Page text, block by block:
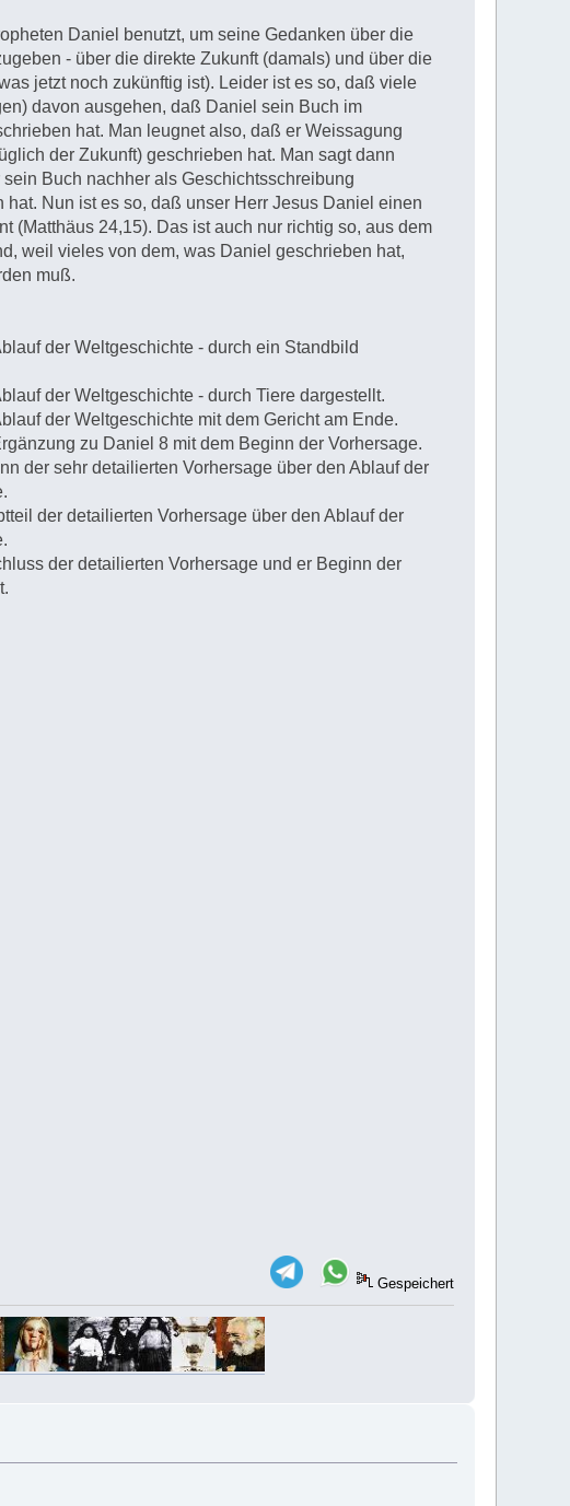
Daniel benutzt, um seine Gedanken über die
- über die direkte Zukunft (damals) und über die
jetzt noch zukünftig ist). Leider ist es so, daß viele
davon ausgehen, daß Daniel sein Buch im
hat. Man leugnet also, daß er Weissagung
der Zukunft) geschrieben hat. Man sagt dann
Buch nachher als Geschichtsschreibung
hat. Nun ist es so, daß unser Herr Jesus Daniel einen
(Matthäus 24,15). Das ist auch nur richtig so, aus dem
weil vieles von dem, was Daniel geschrieben hat,
muß.
der Weltgeschichte - durch ein Standbild
der Weltgeschichte - durch Tiere dargestellt.
der Weltgeschichte mit dem Gericht am Ende.
zu Daniel 8 mit dem Beginn der Vorhersage.
der sehr detailierten Vorhersage über den Ablauf der
der detailierten Vorhersage über den Ablauf der
der detailierten Vorhersage und er Beginn der
Gespeichert